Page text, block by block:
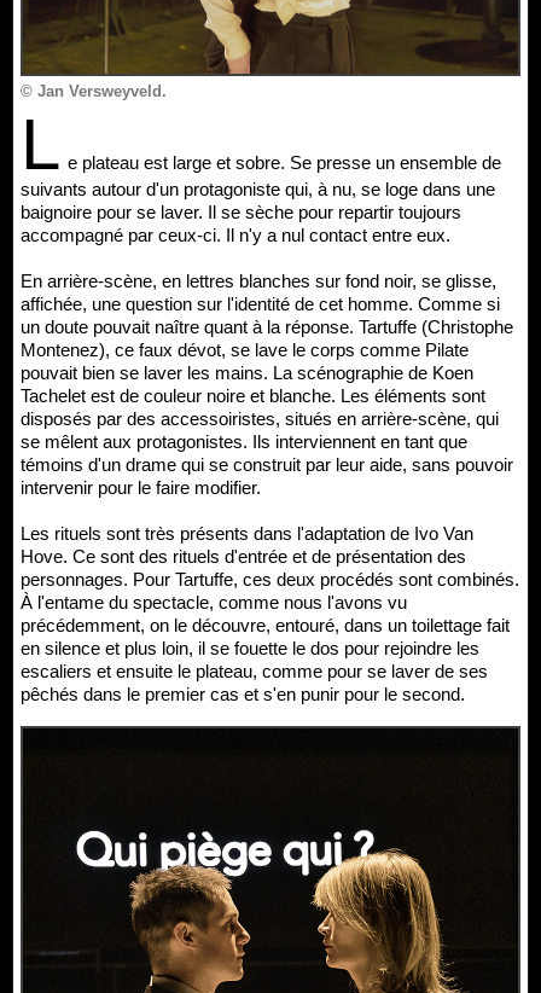
© Jan Versweyveld.
L e plateau est large et sobre. Se presse un ensemble de
suivants autour d'un protagoniste qui, à nu, se loge dans une
baignoire pour se laver. Il se sèche pour repartir toujours
accompagné par ceux-ci. Il n'y a nul contact entre eux.
En arrière-scène, en lettres blanches sur fond noir, se glisse,
affichée, une question sur l'identité de cet homme. Comme si
un doute pouvait naître quant à la réponse. Tartuffe (Christophe
Montenez), ce faux dévot, se lave le corps comme Pilate
pouvait bien se laver les mains. La scénographie de Koen
Tachelet est de couleur noire et blanche. Les éléments sont
disposés par des accessoiristes, situés en arrière-scène, qui
se mêlent aux protagonistes. Ils interviennent en tant que
témoins d'un drame qui se construit par leur aide, sans pouvoir
intervenir pour le faire modifier.
Les rituels sont très présents dans l'adaptation de Ivo Van
Hove. Ce sont des rituels d'entrée et de présentation des
personnages. Pour Tartuffe, ces deux procédés sont combinés.
À l'entame du spectacle, comme nous l'avons vu
précédemment, on le découvre, entouré, dans un toilettage fait
en silence et plus loin, il se fouette le dos pour rejoindre les
escaliers et ensuite le plateau, comme pour se laver de ses
pêchés dans le premier cas et s'en punir pour le second.